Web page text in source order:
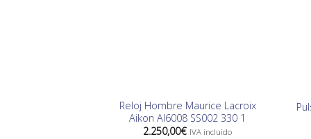
Reloj Hombre Maurice Lacroix
Aikon AI6008 SS002 330 1
2.250,00€ IVA incluido